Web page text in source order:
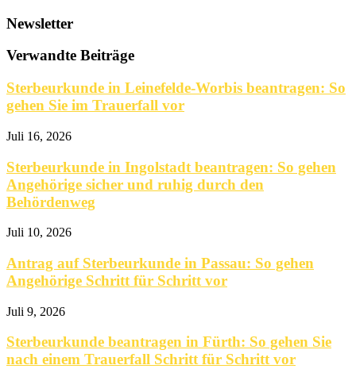
Newsletter
Verwandte Beiträge
Sterbeurkunde in Leinefelde-Worbis beantragen: So
gehen Sie im Trauerfall vor
Juli 16, 2026
Sterbeurkunde in Ingolstadt beantragen: So gehen
Angehörige sicher und ruhig durch den
Behördenweg
Juli 10, 2026
Antrag auf Sterbeurkunde in Passau: So gehen
Angehörige Schritt für Schritt vor
Juli 9, 2026
Sterbeurkunde beantragen in Fürth: So gehen Sie
nach einem Trauerfall Schritt für Schritt vor